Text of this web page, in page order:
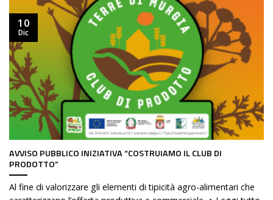
AVVISO PUBBLICO INIZIATIVA “COSTRUIAMO IL CLUB DI
PRODOTTO”
Al fine di valorizzare gli elementi di tipicità agro-alimentari che
10
Dic